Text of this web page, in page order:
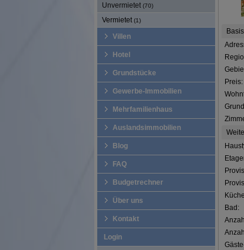
Unvermietet (70)
Vermietet(1)
Villen
Hotel
Grundstücke
Gewerbe-Immobilien
Mehrfamilienhaus
Auslandsimmobilien
Blog
FAQ
Budgetrechner
Über uns
Kontakt
Login
Preis:
Bad: